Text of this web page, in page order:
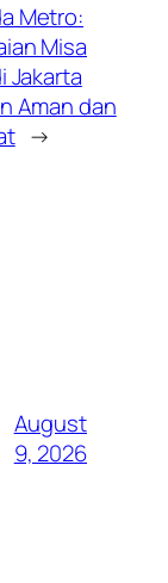
Metro:
Misa
Jakarta
Aman dan
→
August
9, 2026